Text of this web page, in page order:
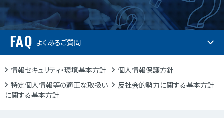
FAQ よくあるご質問
情報セキュリティ・環境基本方針
個人情報保護方針
特定個人情報等の適正な取扱い
に関する基本方針
反社会的勢力に関する基本方針